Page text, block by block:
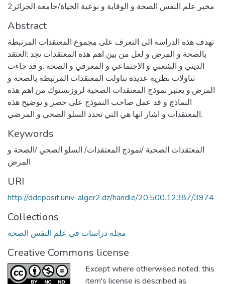
مخبر علم النفس الصحة و الوقاية و نوعية الحياة/جامعة الجزائر2
Abstract
تهدف هذه الدراسة الى التعرف على مجموع المعتقدات المرتبطة
بالصحة و المرض و لعل من بين اهم هذه المعتقدات نجد :الغتقد
الديني و الشعبي و الاجتماعي و المعرفي و الصحة .و قد جاءت
تناولات نظرية عديدة تناولت المعتقدات المرتبطة بالصحة و
المرض.و يعتبر نموذج المعتقدات الصحية لروزنستوك من اهم هذه
النماذج و قد عمل صاحب النموذج على حصر و توضيح هذه
المعتقدات و اشار انها هي التي تحدد السلو الصحي و المرضي.
Keywords
المعتقدات الصحية /نموذج المعتقدات/ السلو الصحي /الصحة و
المرض
URI
http://ddeposit.univ-alger2.dz/handle/20.500.12387/3974
Collections
مجلة دراسات في علم النفس الصحة
Creative Commons license
Except where otherwised noted, this
item's license is described as